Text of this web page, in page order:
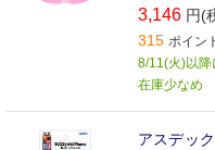
3,146 円(
315 ポイン
8/11(火)以降
在庫少なめ
アスデッ